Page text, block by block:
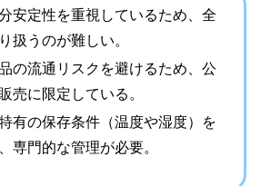
安定性を重視しているため、全
扱うのが難しい。
の流通リスクを避けるため、公
売に限定している。
有の保存条件（温度や湿度）を
専門的な管理が必要。